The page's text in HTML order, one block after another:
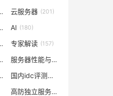
评测 (209)
云服务器 (201)
评测 (185)
AI (180)
器测评 (165)
专家解读 (157)
评测 (148) 服务器性能与价格对比
量及配置 (129)
国内idc评测云服务器
(128) 高防独立服务器评测